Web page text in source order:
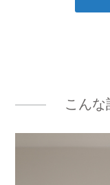
こん